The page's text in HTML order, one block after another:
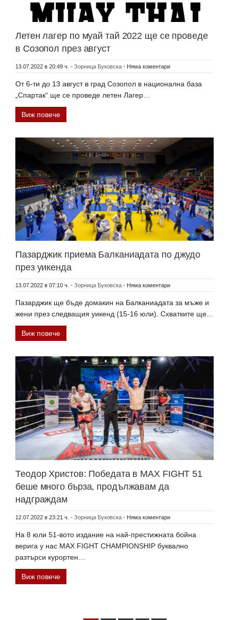
Летен лагер по муай тай 2022 ще се проведе
в Созопол през август
13.07.2022 в 20:49 ч. - Зорница Буковска - Няма коментари
От 6-ти до 13 август в град Созопол в национална база
„Спартак“ ще се проведе летен Лагер…
Виж повече
Пазарджик приема Балканиадата по джудо
през уикенда
13.07.2022 в 07:10 ч. - Зорница Буковска - Няма коментари
Пазарджик ще бъде домакин на Балканиадата за мъже и
жени през следващия уикенд (15-16 юли). Схватките ще…
Виж повече
Теодор Христов: Победата в MAX FIGHT 51
беше много бърза, продължавам да
надграждам
12.07.2022 в 23:21 ч. - Зорница Буковска - Няма коментари
На 8 юли 51-вото издание на най-престижната бойна
верига у нас MAX FIGHT CHAMPIONSHIP буквално
разтърси курортен…
Виж повече